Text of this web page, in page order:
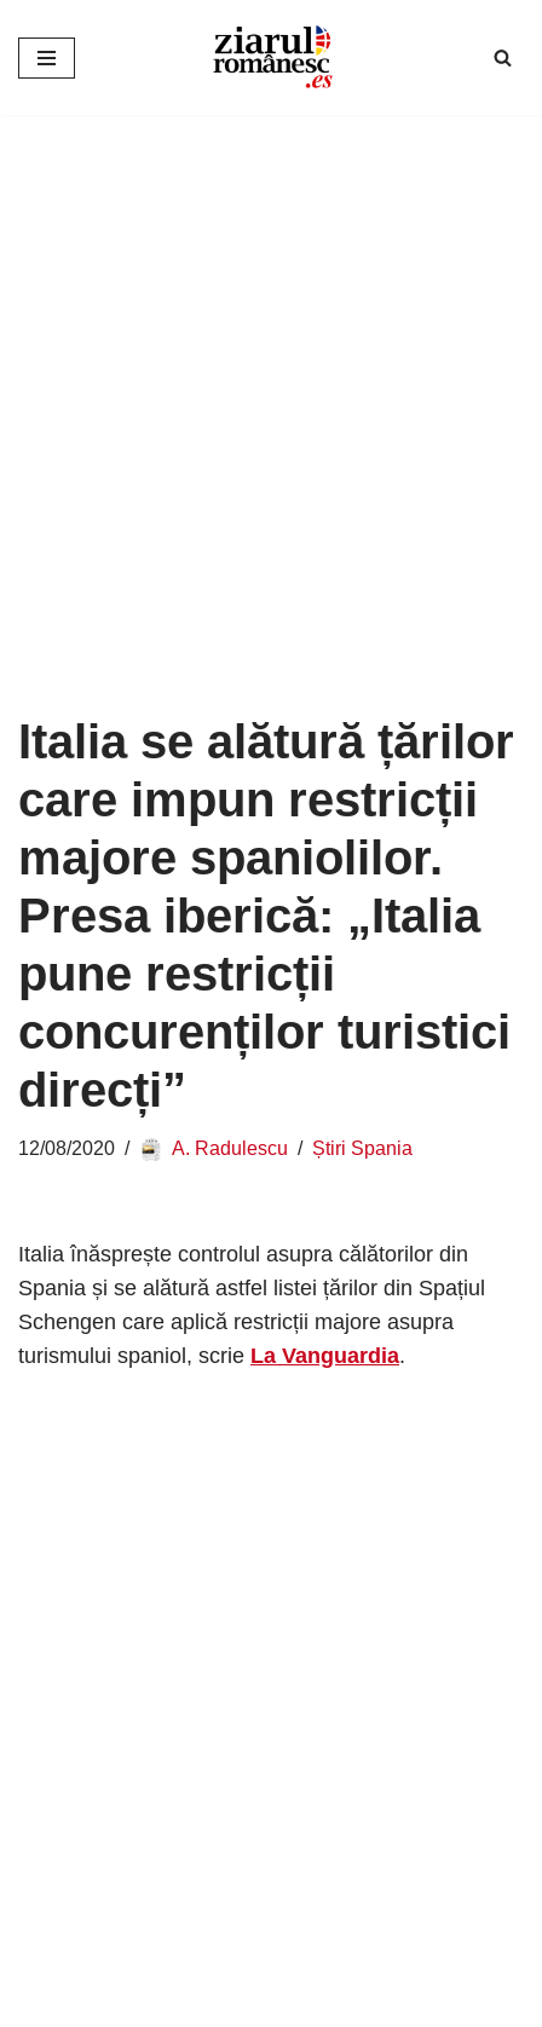
Sari
Italia se alătură țărilor
care impun restricții
majore spaniolilor.
Presa iberică: „Italia
pune restricții
concurenților turistici
direcți”
12/08/2020 A. Radulescu Știri Spania
Italia înăsprește controlul asupra călătorilor din
Spania și se alătură astfel listei țărilor din Spațiul
Schengen care aplică restricții majore asupra
turismului spaniol, scrie La Vanguardia.